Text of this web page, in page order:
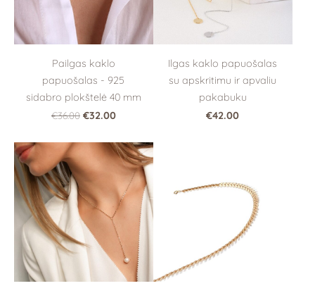
Pailgas kaklo
papuošalas - 925
sidabro plokštelė 40 mm
€36.00 €32.00
Ilgas kaklo papuošalas
su apskritimu ir apvaliu
pakabuku
€42.00